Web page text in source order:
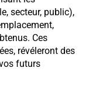
secteur, public),
Ces
révéleront des
futurs